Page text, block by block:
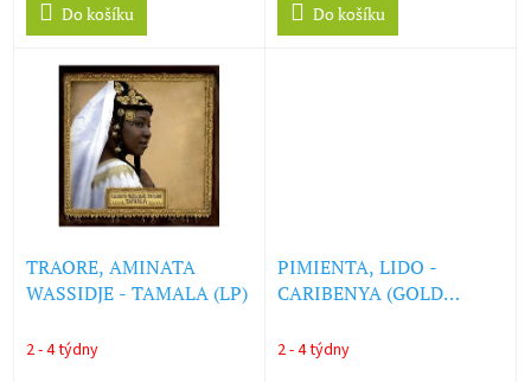
Do košíku Do košíku
TRAORE, AMINATA
WASSIDJE - TAMALA (LP)
2 - 4 týdny
PIMIENTA, LIDO -
CARIBENYA (GOLD
2 - 4 týdny